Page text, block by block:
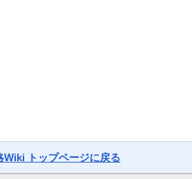
Wiki トップページに戻る